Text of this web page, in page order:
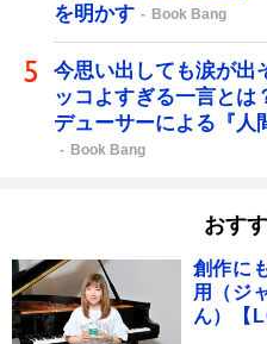
を明かす
Book Bang
今思い出しても涙が
ッコよすぎる一言と
デューサーによる『人
Book Bang
おす
創作に
用（ジ
ん）【